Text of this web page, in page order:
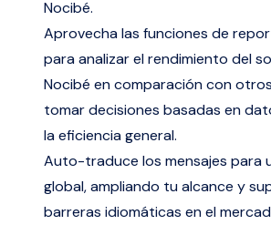
Nocibé.
Aprovecha las funciones de
para analizar el rendimiento del
Nocibé en comparación con
tomar decisiones basadas en
la eficiencia general.
Auto-traduce los mensajes para
global, ampliando tu alcance y
barreras idiomáticas en el